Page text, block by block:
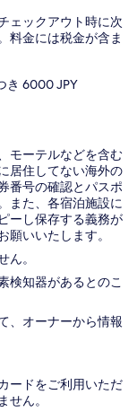
ェックアウト時に次
料金には税金が含ま
き 6000 JPY
モーテルなどを含む
居住してない海外の
番号の確認とパスポ
また、各宿泊施設に
ーし保存する義務が
いいたします。
。
検知器があるとのこ
、オーナーから情報
ードをご利用いただ
ん。